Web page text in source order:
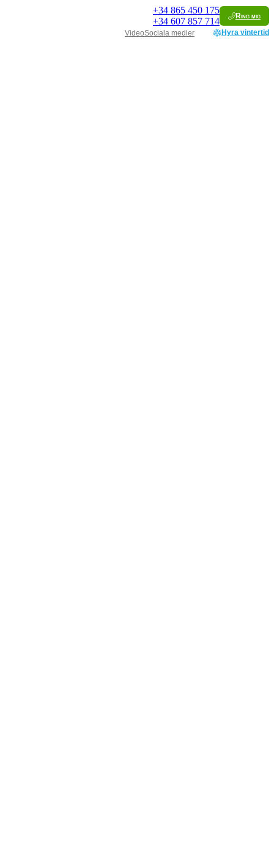
+34 865 450 175
+34 607 857 714
Ring mig
VideoSociala medier Hyra vintertid